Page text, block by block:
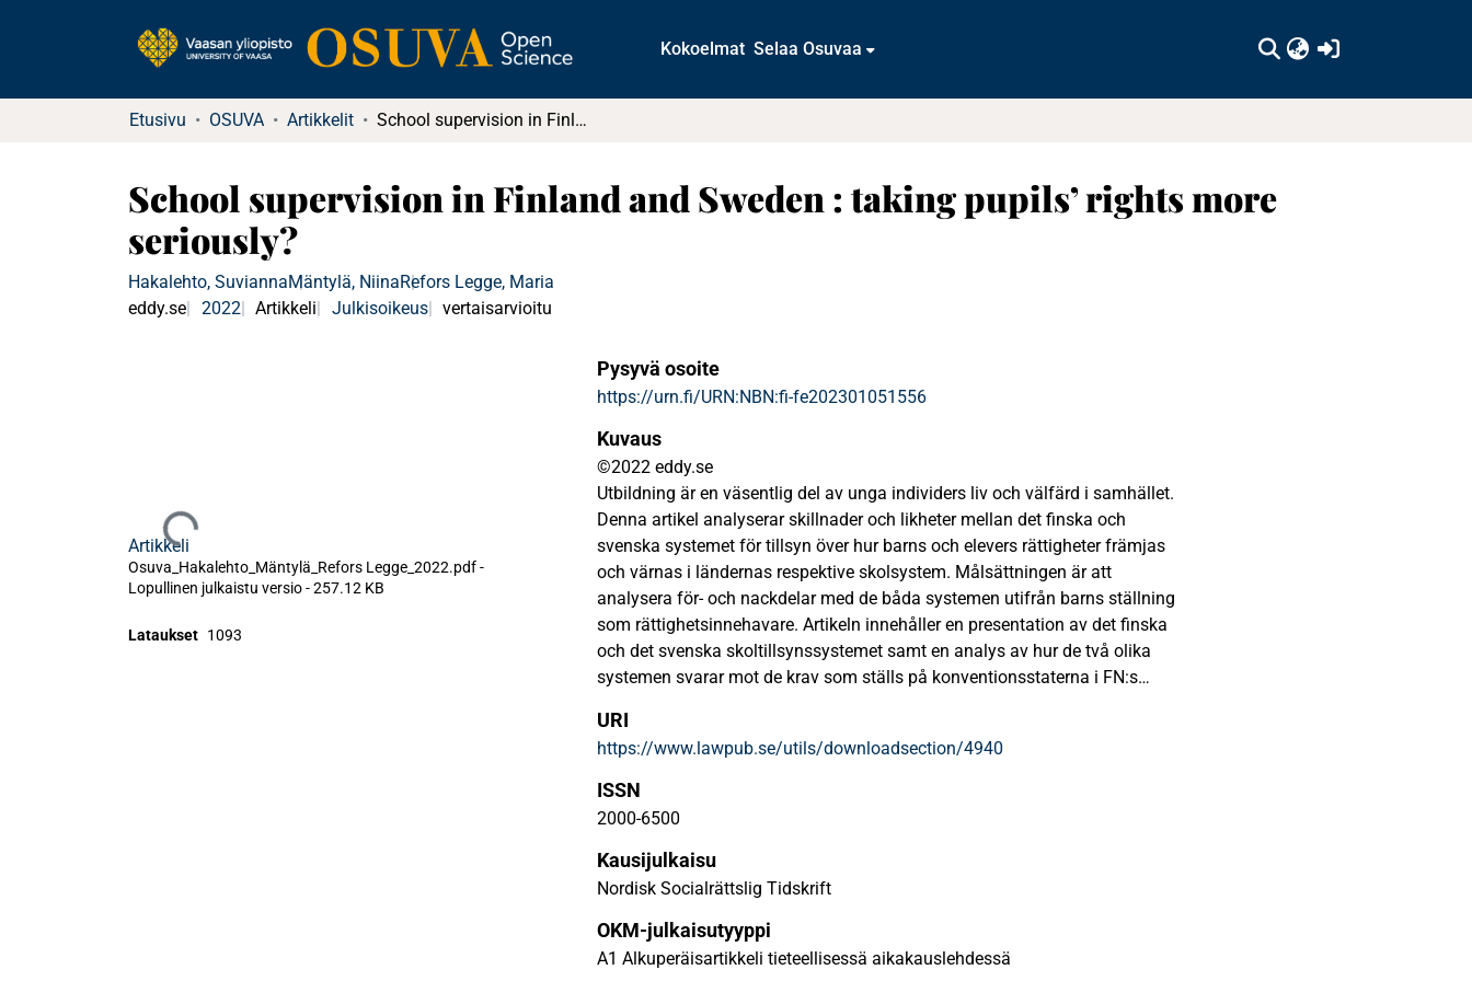
Kokoelmat Selaa Osuvaa
Etusivu OSUVA Artikkelit School supervision in Finland and Sweden : taking pupils’ rights more seriously?
School supervision in Finland and Sweden : taking pupils’ rights more
seriously?
Hakalehto, SuviannaMäntylä, NiinaRefors Legge, Maria
eddy.se
2022 Artikkeli Julkisoikeus vertaisarvioitu
Ladataan...
Artikkeli
Osuva_Hakalehto_Mäntylä_Refors Legge_2022.pdf -
Lopullinen julkaistu versio-257.12 KB
Lataukset 1093
Pysyvä osoite
https://urn.fi/URN:NBN:fi-fe202301051556
Kuvaus
©2022 eddy.se
Utbildning är en väsentlig del av unga individers liv och välfärd i samhället.
Denna artikel analyserar skillnader och likheter mellan det finska och
svenska systemet för tillsyn över hur barns och elevers rättigheter främjas
och värnas i ländernas respektive skolsystem. Målsättningen är att
analysera för- och nackdelar med de båda systemen utifrån barns ställning
som rättighetsinnehavare. Artikeln innehåller en presentation av det finska
och det svenska skoltillsynssystemet samt en analys av hur de två olika
systemen svarar mot de krav som ställs på konventionsstaterna i FN:s
åtgärder som rör barn i Sverige och Finland.
URI
https://www.lawpub.se/utils/downloadsection/4940
ISSN
2000-6500
Kausijulkaisu
Nordisk Socialrättslig Tidskrift
OKM-julkaisutyyppi
A1 Alkuperäisartikkeli tieteellisessä aikakauslehdessä